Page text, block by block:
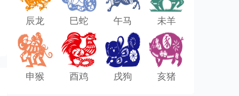
辰龙 巳蛇 午马 未羊
申猴 酉鸡 戌狗 亥猪